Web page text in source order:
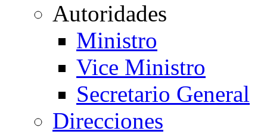
Autoridades
Ministro
Vice Ministro
Secretario General
Direcciones